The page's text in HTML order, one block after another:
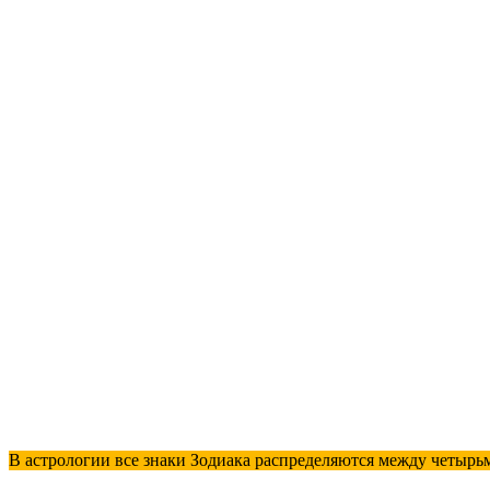
В астрологии все знаки Зодиака распределяются между